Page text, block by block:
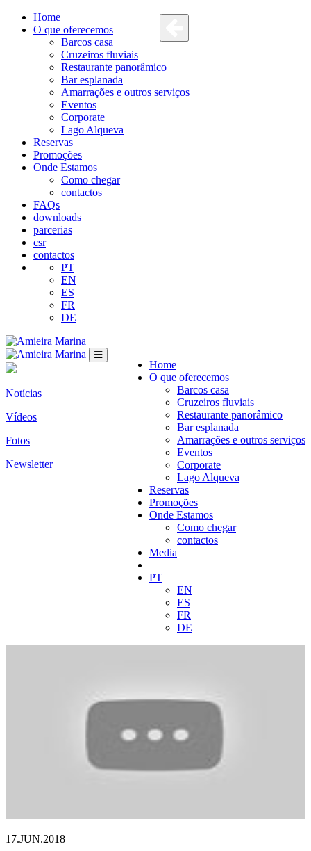
Home
O que oferecemos
Barcos casa
Cruzeiros fluviais
Restaurante panorâmico
Bar esplanada
Amarrações e outros serviços
Eventos
Corporate
Lago Alqueva
Reservas
Promoções
Onde Estamos
Como chegar
contactos
FAQs
downloads
parcerias
csr
contactos
PT
EN
ES
FR
DE
Home
O que oferecemos
Barcos casa
Cruzeiros fluviais
Restaurante panorâmico
Bar esplanada
Amarrações e outros serviços
Eventos
Corporate
Lago Alqueva
Reservas
Promoções
Onde Estamos
Como chegar
contactos
Media
PT
EN
ES
FR
DE
Notícias
Vídeos
Fotos
Newsletter
17.JUN.2018